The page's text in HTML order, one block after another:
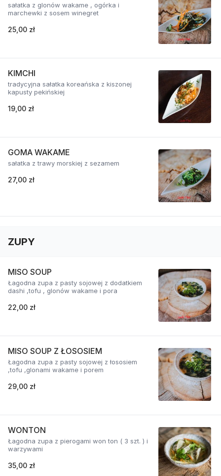
sałatka z glonów wakame , ogórka i
marchewki z sosem winegret
25,00 zł
KIMCHI
tradycyjna sałatka koreańska z kiszonej
kapusty pekińskiej
19,00 zł
GOMA WAKAME
sałatka z trawy morskiej z sezamem
27,00 zł
ZUPY
MISO SOUP
Łagodna zupa z pasty sojowej z dodatkiem
dashi ,tofu , glonów wakame i pora
22,00 zł
MISO SOUP Z ŁOSOSIEM
Łagodna zupa z pasty sojowej z łososiem
,tofu ,glonami wakame i porem
29,00 zł
WONTON
Łagodna zupa z pierogami won ton ( 3 szt. ) i
warzywami
35,00 zł